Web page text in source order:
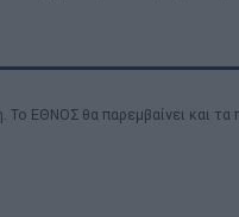
ΕΘΝΟΣ θα παρεμβαίνει και τα